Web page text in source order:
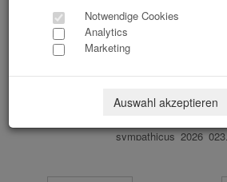
Notwendige Cookies
Analytics
Marketing
Auswahl akzeptieren